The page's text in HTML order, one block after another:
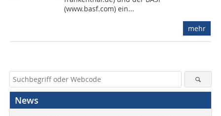
(www.basf.com) ein...
mehr
News